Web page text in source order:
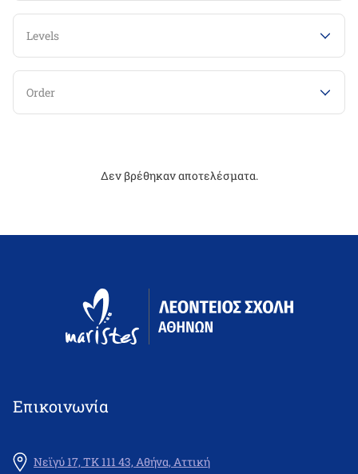
Levels
Order
Δεν βρέθηκαν αποτελέσματα.
Επικοινωνία
Νεϊγύ 17, ΤΚ 111 43, Αθήνα, Αττική